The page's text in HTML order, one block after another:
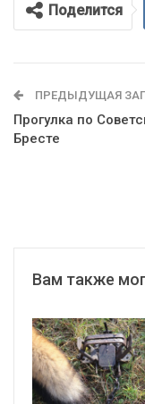
Поделится
ПРЕДЫДУЩАЯ
Прогулка по
Бресте
Вам также